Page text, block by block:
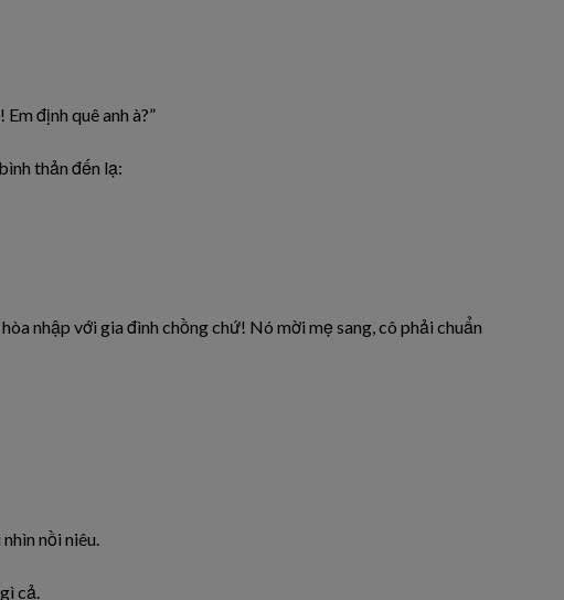
định quê anh à?”
thản đến lạ:
nhập với gia đình chồng chứ! Nó mời mẹ sang, cô phải chuẩn
nồi niêu.
cả.